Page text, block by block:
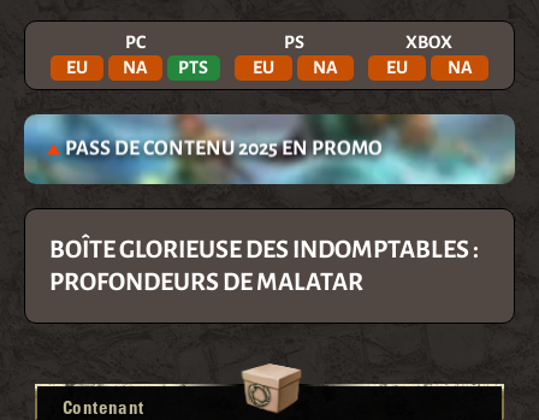
PC
EU
NA PTS
PS
EU
NA
XBOX
EU
NA
PASS DE CONTENU 2025 EN PROMO
BOÎTE GLORIEUSE DES INDOMPTABLES :
PROFONDEURS DE MALATAR
Contenant